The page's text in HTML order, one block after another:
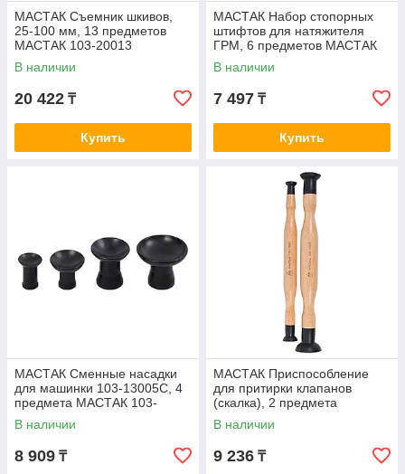
МАСТАК Съемник шкивов,
25-100 мм, 13 предметов
МАСТАК 103-20013
В наличии
20 422 ₸
Купить
МАСТАК Набор стопорных
штифтов для натяжителя
ГРМ, 6 предметов МАСТАК
103-22106
В наличии
7 497 ₸
Купить
МАСТАК Сменные насадки
для машинки 103-13005C, 4
предмета МАСТАК 103-
13005P01
В наличии
8 909 ₸
МАСТАК Приспособление
для притирки клапанов
(скалка), 2 предмета
МАСТАК 103-13002
В наличии
9 236 ₸